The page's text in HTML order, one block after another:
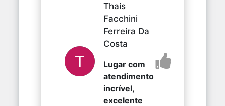
Thais
Facchini
Ferreira Da
Costa
Lugar com
atendimento
incrível,
excelente